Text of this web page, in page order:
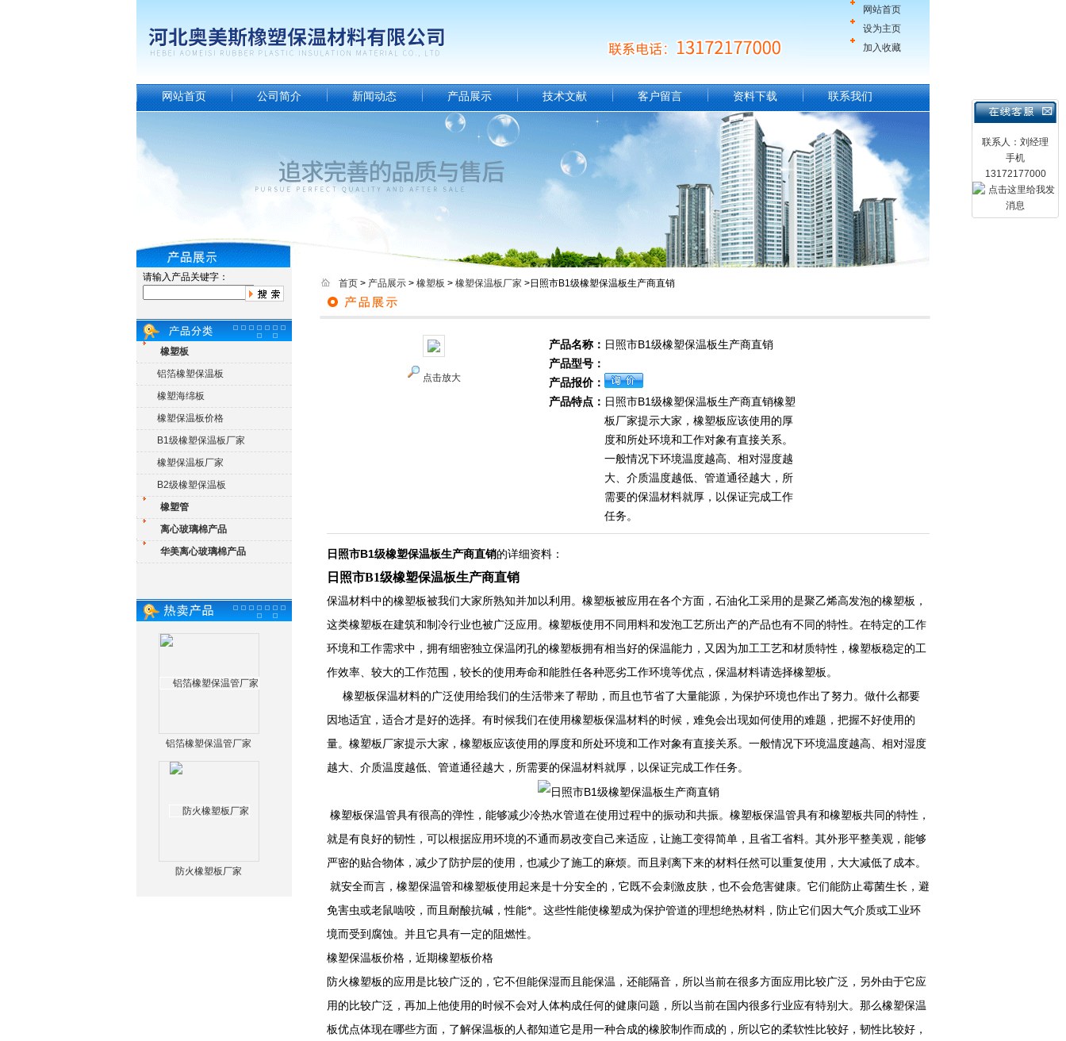
网站首页
设为主页
加入收藏
联系人：刘经理
手机
13172177000
网站首页 公司简介 新闻动态 产品展示 技术文献 客户留言 资料下载 联系我们
请输入产品关键字：
橡塑板
铝箔橡塑保温板
橡塑海绵板
橡塑保温板价格
B1级橡塑保温板厂家
橡塑保温板厂家
B2级橡塑保温板
橡塑管
离心玻璃棉产品
华美离心玻璃棉产品
铝箔橡塑保温管厂家
防火橡塑板厂家
首页 > 产品展示 > 橡塑板 > 橡塑保温板厂家 >日照市B1级橡塑保温板生产商直销
点击放大
产品名称： 日照市B1级橡塑保温板生产商直销
产品型号：
产品报价：
产品特点： 日照市B1级橡塑保温板生产商直销橡塑
板厂家提示大家，橡塑板应该使用的厚
度和所处环境和工作对象有直接关系。
一般情况下环境温度越高、相对湿度越
大、介质温度越低、管道通径越大，所
需要的保温材料就厚，以保证完成工作
任务。
日照市B1级橡塑保温板生产商直销的详细资料：
日照市B1级橡塑保温板生产商直销
保温材料中的橡塑板被我们大家所熟知并加以利用。橡塑板被应用在各个方面，石油化工采用的是聚乙烯高发泡的橡塑板，
这类橡塑板在建筑和制冷行业也被广泛应用。橡塑板使用不同用料和发泡工艺所出产的产品也有不同的特性。在特定的工作
环境和工作需求中，拥有细密独立保温闭孔的橡塑板拥有相当好的保温能力，又因为加工工艺和材质特性，橡塑板稳定的工
作效率、较大的工作范围，较长的使用寿命和能胜任各种恶劣工作环境等优点，保温材料请选择橡塑板。
橡塑板保温材料的广泛使用给我们的生活带来了帮助，而且也节省了大量能源，为保护环境也作出了努力。做什么都要
因地适宜，适合才是好的选择。有时候我们在使用橡塑板保温材料的时候，难免会出现如何使用的难题，把握不好使用的
量。橡塑板厂家提示大家，橡塑板应该使用的厚度和所处环境和工作对象有直接关系。一般情况下环境温度越高、相对湿度
越大、介质温度越低、管道通径越大，所需要的保温材料就厚，以保证完成工作任务。
橡塑板保温管具有很高的弹性，能够减少冷热水管道在使用过程中的振动和共振。橡塑板保温管具有和橡塑板共同的特性，
就是有良好的韧性，可以根据应用环境的不通而易改变自己来适应，让施工变得简单，且省工省料。其外形平整美观，能够
严密的贴合物体，减少了防护层的使用，也减少了施工的麻烦。而且剥离下来的材料任然可以重复使用，大大减低了成本。
就安全而言，橡塑保温管和橡塑板使用起来是十分安全的，它既不会刺激皮肤，也不会危害健康。它们能防止霉菌生长，避
免害虫或老鼠啮咬，而且耐酸抗碱，性能*。这些性能使橡塑成为保护管道的理想绝热材料，防止它们因大气介质或工业环
境而受到腐蚀。并且它具有一定的阻燃性。
橡塑保温板价格，近期橡塑板价格
防火橡塑板的应用是比较广泛的，它不但能保湿而且能保温，还能隔音，所以当前在很多方面应用比较广泛，另外由于它应
用的比较广泛，再加上他使用的时候不会对人体构成任何的健康问题，所以当前在国内很多行业应有特别大。那么橡塑保温
板优点体现在哪些方面，了解保温板的人都知道它是用一种合成的橡胶制作而成的，所以它的柔软性比较好，韧性比较好，